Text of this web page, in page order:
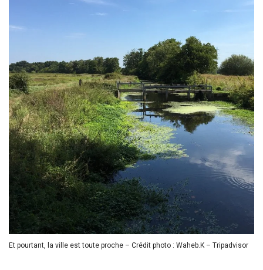
Et pourtant, la ville est toute proche – Crédit photo : Waheb.K – Tripadvisor